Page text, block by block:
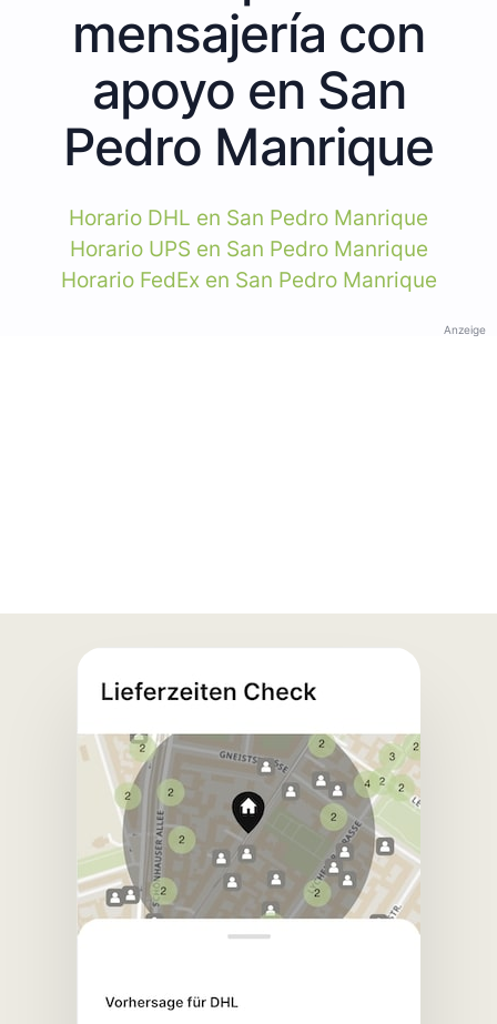
mensajería con
apoyo en San
Pedro Manrique
Horario DHL en San Pedro Manrique
Horario UPS en San Pedro Manrique
Horario FedEx en San Pedro Manrique
Anzeige